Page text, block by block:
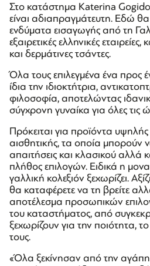
Στο κατάστημα Katerina
είναι αδιαπραγμάτευτη. Εδώ θα
ενδύματα εισαγωγής από τη
εξαιρετικές ελληνικές
και δερμάτινες τσάντες.
Όλα τους επιλεγμένα ένα προς
ίδια την ιδιοκτήτρια,
φιλοσοφία, αποτελώντας
σύγχρονη γυναίκα για όλες
Πρόκειται για προϊόντα υψηλής
αισθητικής, τα οποία μπορούν
απαιτήσεις και κλασικού αλλά
πλήθος επιλογών. Ειδικά η
γαλλική κολεξιόν ξεχωρίζει.
θα καταφέρετε να τη βρείτε
αποτέλεσμα προσωπικών
του καταστήματος, από
ξεχωρίζουν για την ποιότητα, το
τους.
«Όλα ξεκίνησαν από την αγάπη